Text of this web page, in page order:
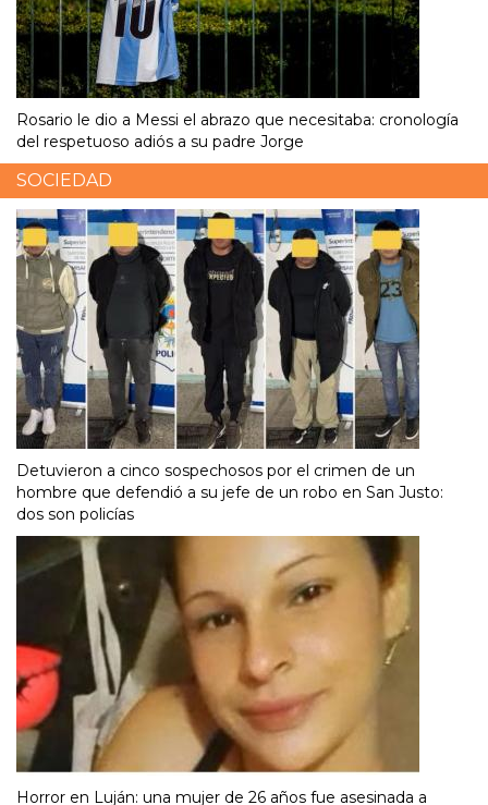
Rosario le dio a Messi el abrazo que necesitaba: cronología
del respetuoso adiós a su padre Jorge
SOCIEDAD
Detuvieron a cinco sospechosos por el crimen de un
hombre que defendió a su jefe de un robo en San Justo:
dos son policías
Horror en Luján: una mujer de 26 años fue asesinada a